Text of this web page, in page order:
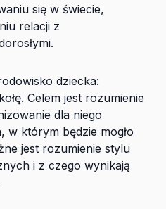
się w świecie,
relacji z
dziecka:
Celem jest rozumienie
dla niego
w którym będzie mogło
jest rozumienie stylu
i z czego wynikają